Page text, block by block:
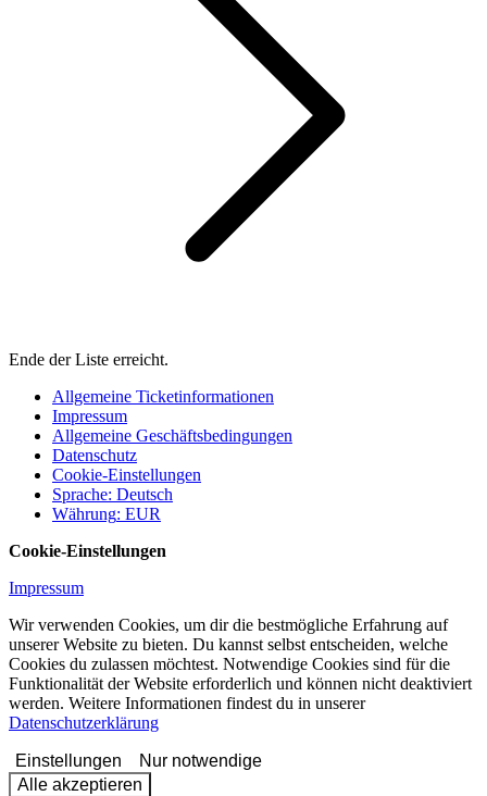
Ende der Liste erreicht.
Allgemeine Ticketinformationen
Impressum
Allgemeine Geschäftsbedingungen
Datenschutz
Cookie-Einstellungen
Sprache: Deutsch
Währung: EUR
Cookie-Einstellungen
Impressum
Wir verwenden Cookies, um dir die bestmögliche Erfahrung auf
unserer Website zu bieten. Du kannst selbst entscheiden, welche
Cookies du zulassen möchtest. Notwendige Cookies sind für die
Funktionalität der Website erforderlich und können nicht deaktiviert
werden. Weitere Informationen findest du in unserer
Datenschutzerklärung
Einstellungen
Nur notwendige
Alle akzeptieren